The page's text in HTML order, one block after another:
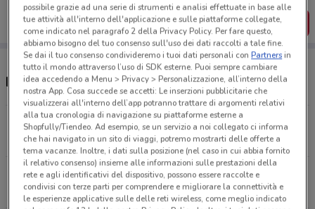
SCARICA L’APP
Negozi LaFeltrinelli a Brugherio
Via Italia, 41 Monza
3.8 km
APERTO
Via Milanese, snc Sesto San Giovanni
4.8 km
possibile grazie ad una serie di strumenti e analisi effettuate in base alle
tue attività all'interno dell'applicazione e sulle piattaforme collegate,
come indicato nel paragrafo 2 della Privacy Policy. Per fare questo,
abbiamo bisogno del tuo consenso sull'uso dei dati raccolti a tale fine.
Se dai il tuo consenso condivideremo i tuoi dati personali conPartnersin
tutto il mondo attraverso l’uso di SDK esterne. Puoi sempre cambiare
idea accedendo a Menu > Privacy > Personalizzazione, all’interno della
nostra App. Cosa succede se accetti: Le inserzioni pubblicitarie che
visualizzerai all'interno dell’app potranno trattare di argomenti relativi
alla tua cronologia di navigazione su piattaforme esterne a
Shopfully/Tiendeo. Ad esempio, se un servizio a noi collegato ci informa
che hai navigato in un sito di viaggi, potremo mostrarti delle offerte a
tema vacanze. Inoltre, i dati sulla posizione (nel caso in cui abbia fornito
il relativo consenso) insieme alle informazioni sulle prestazioni della
rete e agli identificativi del dispositivo, possono essere raccolte e
condivisi con terze parti per comprendere e migliorare la connettività e
le esperienze applicative sulle delle reti wireless, come meglio indicato